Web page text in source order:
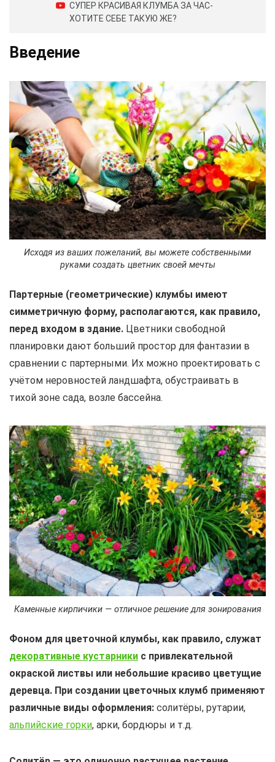
СУПЕР КРАСИВАЯ КЛУМБА ЗА ЧАС-
ХОТИТЕ СЕБЕ ТАКУЮ ЖЕ?
Введение
Исходя из ваших пожеланий, вы можете собственными
руками создать цветник своей мечты
Партерные (геометрические) клумбы имеют
симметричную форму, располагаются, как правило,
перед входом в здание. Цветники свободной
планировки дают больший простор для фантазии в
сравнении с партерными. Их можно проектировать с
учётом неровностей ландшафта, обустраивать в
тихой зоне сада, возле бассейна.
Каменные кирпичики — отличное решение для зонирования
Фоном для цветочной клумбы, как правило, служат
декоративные кустарники с привлекательной
окраской листвы или небольшие красиво цветущие
деревца. При создании цветочных клумб применяют
различные виды оформления: солитёры, рутарии,
альпийские горки, арки, бордюры и т.д.